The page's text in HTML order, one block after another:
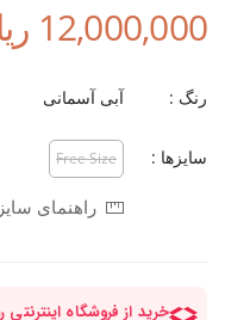
12,000,000 ریال
رنگ : آبی آسمانی
سایزها : Free Size
راهنمای سایز